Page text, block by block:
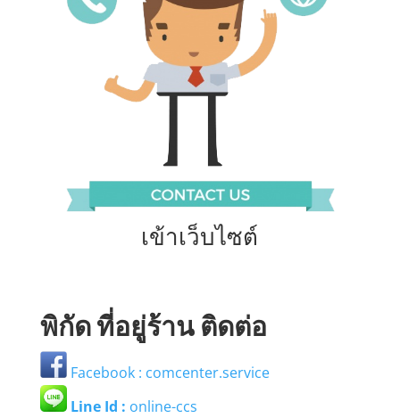
เข้าเว็บไซต์
พิกัด ที่อยู่ร้าน ติดต่อ
Facebook : comcenter.service
Line Id : online-ccs